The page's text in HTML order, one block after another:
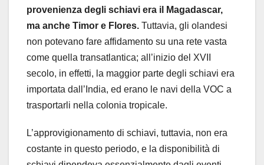
provenienza degli schiavi era il Magadascar,
ma anche Timor e Flores. Tuttavia, gli olandesi
non potevano fare affidamento su una rete vasta
come quella transatlantica; all’inizio del XVII
secolo, in effetti, la maggior parte degli schiavi era
importata dall’India, ed erano le navi della VOC a
trasportarli nella colonia tropicale.
L’approvigionamento di schiavi, tuttavia, non era
costante in questo periodo, e la disponibilità di